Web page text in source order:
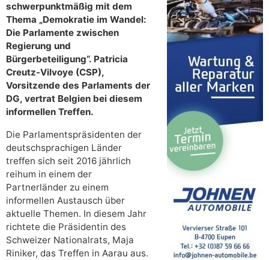
schwerpunktmäßig mit dem
Thema „Demokratie im Wandel:
Die Parlamente zwischen
Regierung und
Bürgerbeteiligung“. Patricia
Creutz-Vilvoye (CSP),
Vorsitzende des Parlaments der
DG, vertrat Belgien bei diesem
informellen Treffen.
Die Parlamentspräsidenten der
deutschsprachigen Länder
treffen sich seit 2016 jährlich
reihum in einem der
Partnerländer zu einem
informellen Austausch über
aktuelle Themen. In diesem Jahr
richtete die Präsidentin des
Schweizer Nationalrats, Maja
Riniker, das Treffen in Aarau aus.